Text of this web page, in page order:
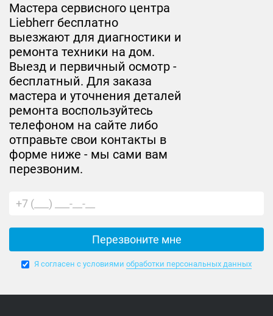
Мастера сервисного центра
Liebherr бесплатно
выезжают для диагностики и
ремонта техники на дом.
Выезд и первичный осмотр -
бесплатный. Для заказа
мастера и уточнения деталей
ремонта воспользуйтесь
телефоном на сайте либо
отправьте свои контакты в
форме ниже - мы сами вам
перезвоним.
Я согласен с условиями обработки персональных данных